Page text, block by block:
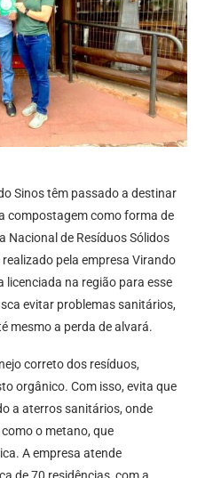
Sinos têm passado a destinar
compostagem como forma de
Nacional de Resíduos Sólidos
pela empresa Virando
licenciada na região para esse
evitar problemas sanitários,
mesmo a perda de alvará.
correto dos resíduos,
orgânico. Com isso, evita que
a aterros sanitários, onde
o metano, que
A empresa atende